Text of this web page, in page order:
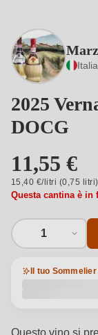
Italia
2025
DOCG
11,55 €
15,40 €/litri (0,75
Questa cantina è in
1
Il tuo
Questo vino si